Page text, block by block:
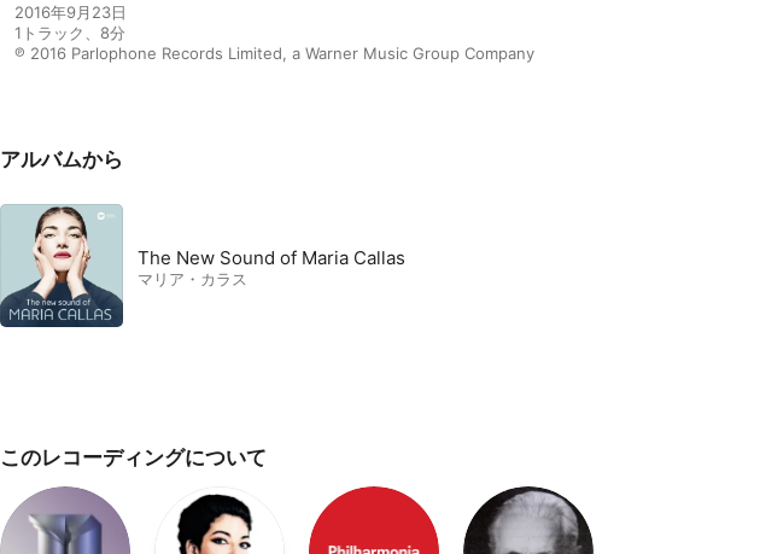
2016年9月23日
1トラック、8分
℗ 2016 Parlophone Records Limited, a Warner Music Group Company
アルバムから
The New Sound of Maria Callas
マリア・カラス
このレコーディングについて